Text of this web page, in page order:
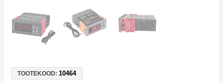
TOOTEKOOD:10464